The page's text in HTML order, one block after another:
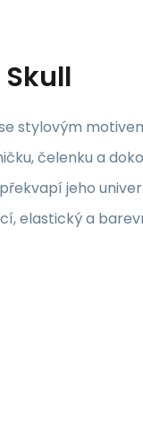
stylovým
čelenku a
jeho
elastický a